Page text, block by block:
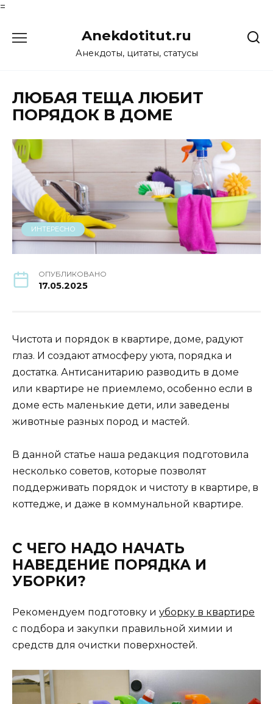
=
Anekdotitut.ru
Анекдоты, цитаты, статусы
ЛЮБАЯ ТЕЩА ЛЮБИТ
ПОРЯДОК В ДОМЕ
ИНТЕРЕСНО
ОПУБЛИКОВАНО
17.05.2025
Чистота и порядок в квартире, доме, радуют
глаз. И создают атмосферу уюта, порядка и
достатка. Антисанитарию разводить в доме
или квартире не приемлемо, особенно если в
доме есть маленькие дети, или заведены
животные разных пород и мастей.
В данной статье наша редакция подготовила
несколько советов, которые позволят
поддерживать порядок и чистоту в квартире, в
коттедже, и даже в коммунальной квартире.
С ЧЕГО НАДО НАЧАТЬ
НАВЕДЕНИЕ ПОРЯДКА И
УБОРКИ?
Рекомендуем подготовку и уборку в квартире
c подбора и закупки правильной химии и
средств для очистки поверхностей.